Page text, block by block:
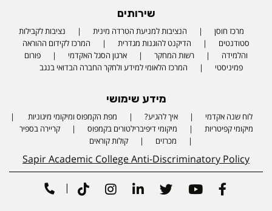
שירותים
מרכז חוסן הנציבות למניעת הטרדה מינית
נציבות לקבילות
סטודנטים
הדיקנט להוגנות מגדרית
המרכז לקידום ההוראה
והלמידה
רשות המחקר ארגון הסגל האקדמי
פורום
פמיניסטי
המרכז הלאומי למידע ולחקר החברה הבדואי בנגב
מידע שימושי
לוח שנה אקדמי איך להגיע?
מפת הקמפוס ומיקומי מיגוניות
מיקומי קפיטריות
מיקומי דיפיברילטורים בקמפוס
קריירה בספיר
מכרזים
קולות קוראים
Sapir Academic College Anti-Discriminatory Policy
Facebook
Youtube
Twitter
Linkedin
Instagram
Tiktok
|
Phone number